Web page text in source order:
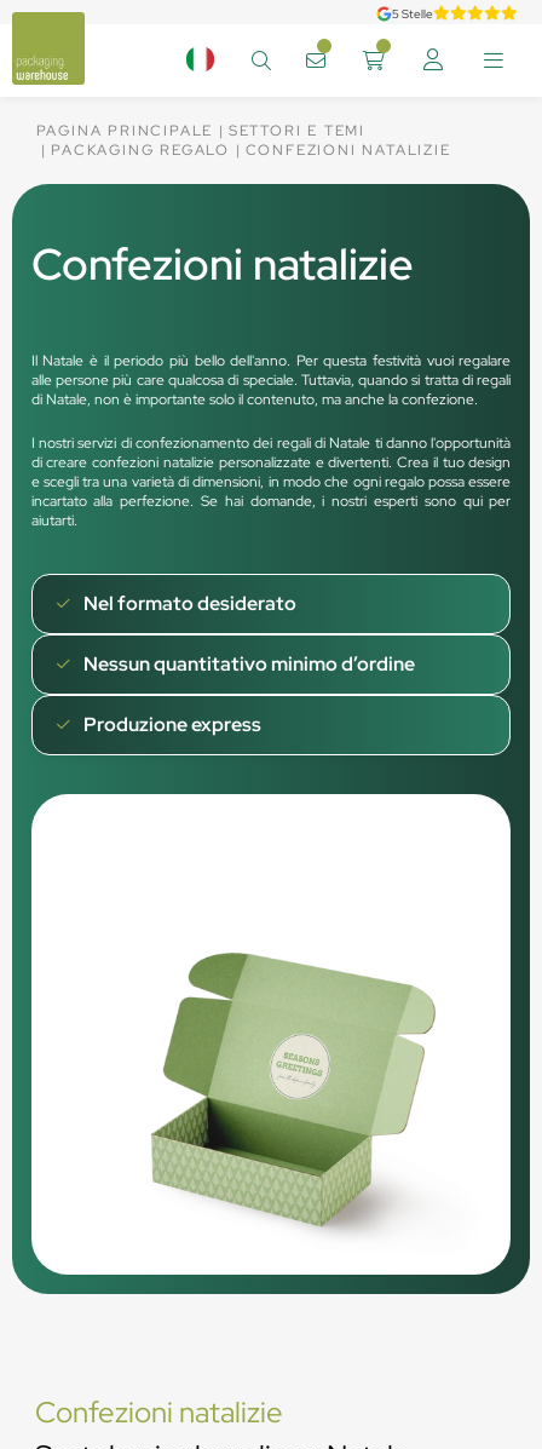
5 Stelle
PAGINA PRINCIPALE
SETTORI E TEMI
PACKAGING REGALO
CONFEZIONI NATALIZIE
Confezioni natalizie
Il Natale è il periodo più bello dell'anno. Per questa festività vuoi regalare
alle persone più care qualcosa di speciale. Tuttavia, quando si tratta di regali
di Natale, non è importante solo il contenuto, ma anche la confezione.
I nostri servizi di confezionamento dei regali di Natale ti danno l'opportunità
di creare confezioni natalizie personalizzate e divertenti. Crea il tuo design
e scegli tra una varietà di dimensioni, in modo che ogni regalo possa essere
incartato alla perfezione. Se hai domande, i nostri esperti sono qui per
aiutarti.
Nel formato desiderato
Nessun quantitativo minimo d’ordine
Produzione express
Confezioni natalizie